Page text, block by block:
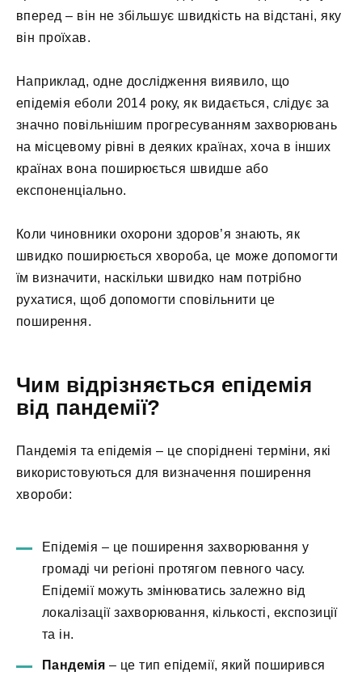
вперед – він не збільшує швидкість на відстані, яку
він проїхав.
Наприклад, одне дослідження виявило, що
епідемія еболи 2014 року, як видається, слідує за
значно повільнішим прогресуванням захворювань
на місцевому рівні в деяких країнах, хоча в інших
країнах вона поширюється швидше або
експоненціально.
Коли чиновники охорони здоров’я знають, як
швидко поширюється хвороба, це може допомогти
їм визначити, наскільки швидко нам потрібно
рухатися, щоб допомогти сповільнити це
поширення.
Чим відрізняється епідемія
від пандемії?
Пандемія та епідемія – це споріднені терміни, які
використовуються для визначення поширення
хвороби:
Епідемія – це поширення захворювання у
громаді чи регіоні протягом певного часу.
Епідемії можуть змінюватись залежно від
локалізації захворювання, кількості, експозиції
та ін.
Пандемія – це тип епідемії, який поширився